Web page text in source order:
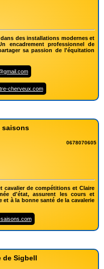
des installations modernes et
encadrement professionnel de
sa passion de l'équitation
cherveux.com
saisons
0678070605
cavalier de compétitions et Claire
d'état, assurent les cours et
à la bonne santé de la cavalerie
de Sigbell